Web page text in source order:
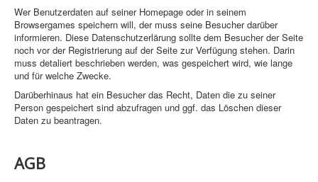
CMS
Grafik
Sicherheit
Home
Wer Benutzerdaten auf seiner Homepage oder in seinem
Browsergames speichern will, der muss seine Besucher darüber
informieren. Diese Datenschutzerlärung sollte dem Besucher der Seite
noch vor der Registrierung auf der Seite zur Verfügung stehen. Darin
muss detaliert beschrieben werden, was gespeichert wird, wie lange
und für welche Zwecke.
Darüberhinaus hat ein Besucher das Recht, Daten die zu seiner
Person gespeichert sind abzufragen und ggf. das Löschen dieser
Daten zu beantragen.
AGB